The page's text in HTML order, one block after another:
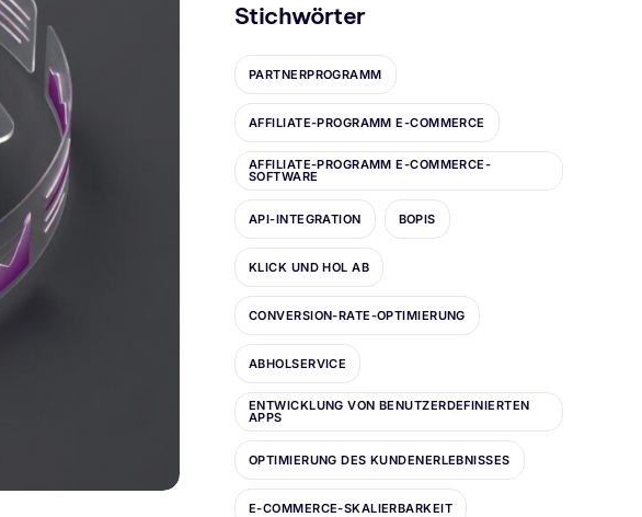
Stichwörter
PARTNERPROGRAMM
AFFILIATE-PROGRAMM E-COMMERCE
AFFILIATE-PROGRAMM E-COMMERCE-
SOFTWARE
API-INTEGRATION BOPIS
KLICK UND HOL AB
CONVERSION-RATE-OPTIMIERUNG
ABHOLSERVICE
ENTWICKLUNG VON BENUTZERDEFINIERTEN
APPS
OPTIMIERUNG DES KUNDENERLEBNISSES
E-COMMERCE-SKALIERBARKEIT